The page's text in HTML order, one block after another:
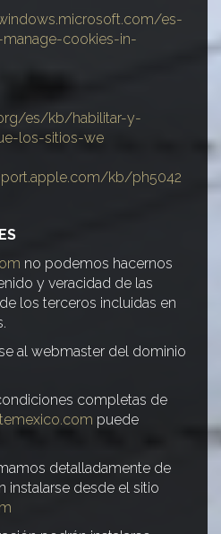
es-
cookies-in-
es/kb/habilitar-y-
los-sitios-we
kb/ph5042
no podemos hacernos
y veracidad de las
los terceros incluidas en
al webmaster del dominio
completas de
puede
detalladamente de
instalarse desde el sitio